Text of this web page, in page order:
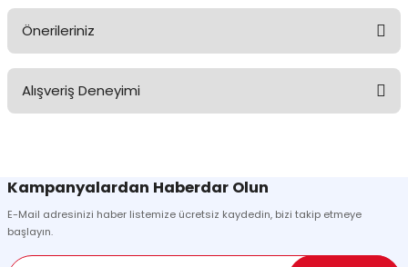
Önerileriniz
Bu ürünün fiyat bilgisi, resim, ürün açıklamalarında ve diğer
konularda yetersiz gördüğünüz noktaları öneri formunu kullanarak
tarafımıza iletebilirsiniz.
Ürün açıklamasında eksik bilgiler bulunuyor.
Alışveriş Deneyimi
Deneyimini Paylaş
Kampanyalardan Haberdar Olun
E-Mail adresinizi haber listemize ücretsiz kaydedin, bizi takip etmeye
başlayın.